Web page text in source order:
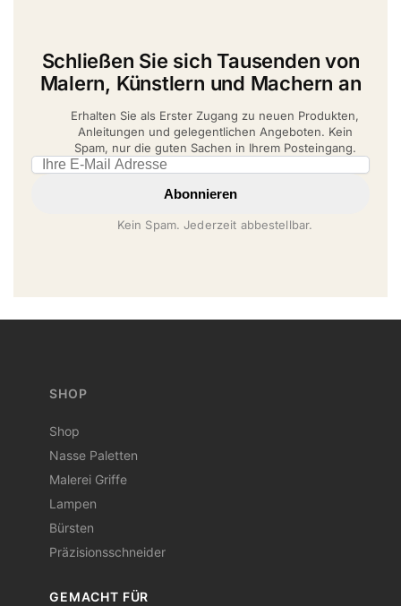
Schließen Sie sich Tausenden von
Malern, Künstlern und Machern an
Erhalten Sie als Erster Zugang zu neuen Produkten,
Anleitungen und gelegentlichen Angeboten. Kein
Spam, nur die guten Sachen in Ihrem Posteingang.
Email address
Abonnieren
Kein Spam. Jederzeit abbestellbar.
SHOP
Shop
Nasse Paletten
Malerei Griffe
Lampen
Bürsten
Präzisionsschneider
GEMACHT FÜR